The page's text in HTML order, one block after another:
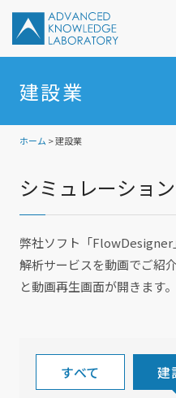
建設業
ホーム > 建設業
シミュレーショ
弊社ソフト「
解析サービスを動画でご紹
と動画再生画面が開きます。
すべて 建